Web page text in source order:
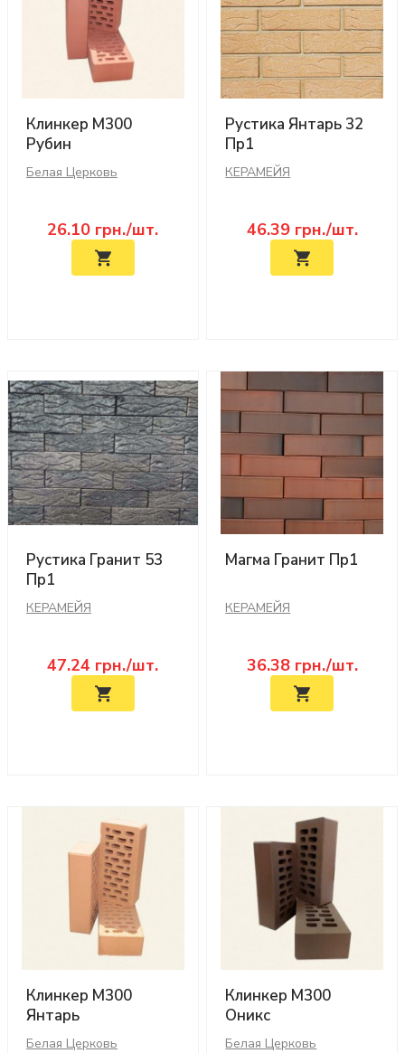
Клинкер М300
Рубин
Белая Церковь
26.10 грн./шт.
Рустика Янтарь 32
Пр1
КЕРАМЕЙЯ
46.39грн./шт.
Рустика Гранит 53
Пр1
КЕРАМЕЙЯ
47.24 грн./шт.
Магма Гранит Пр1
КЕРАМЕЙЯ
36.38грн./шт.
Клинкер М300
Янтарь
Белая Церковь
Клинкер М300
Оникс
Белая Церковь